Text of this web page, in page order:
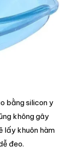
bằng silicon y
không gây
lấy khuôn hàm
đeo.